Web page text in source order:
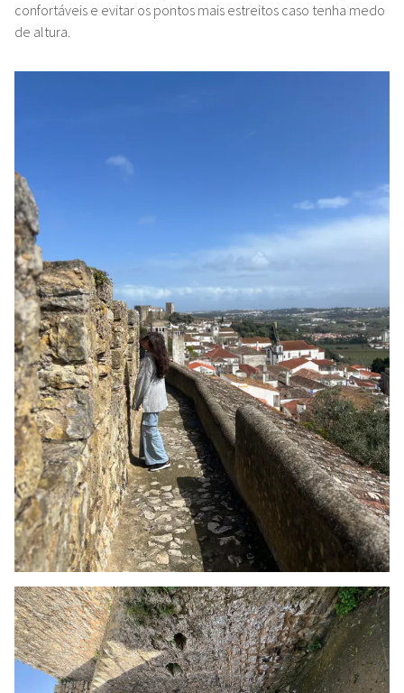
confortáveis e evitar os pontos mais estreitos caso tenha medo
de altura.